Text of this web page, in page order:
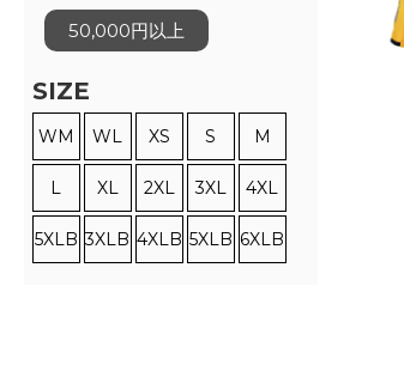
50,000円以上
SIZE
WM WL XS S M
L XL 2XL 3XL 4XL
5XLB 3XLB 4XLB 5XLB 6XLB